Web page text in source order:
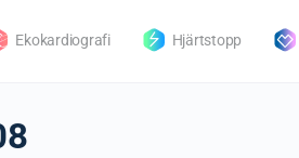
Ekokardiografi Hjärtstopp